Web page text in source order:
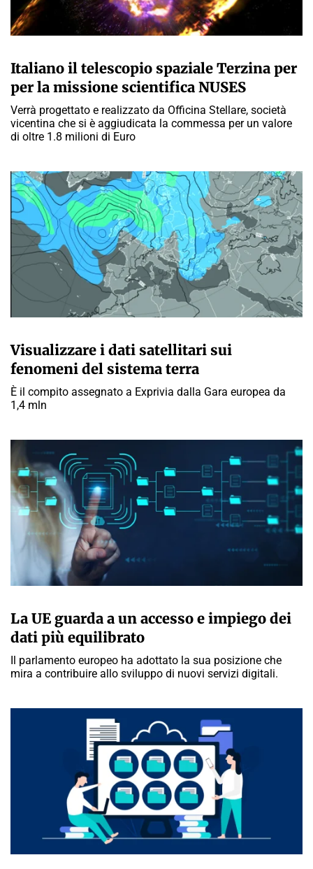
Italiano il telescopio spaziale Terzina per
per la missione scientifica NUSES
Verrà progettato e realizzato da Officina Stellare, società
vicentina che si è aggiudicata la commessa per un valore
di oltre 1.8 milioni di Euro
Visualizzare i dati satellitari sui
fenomeni del sistema terra
È il compito assegnato a Exprivia dalla Gara europea da
1,4 mln
La UE guarda a un accesso e impiego dei
dati più equilibrato
Il parlamento europeo ha adottato la sua posizione che
mira a contribuire allo sviluppo di nuovi servizi digitali.